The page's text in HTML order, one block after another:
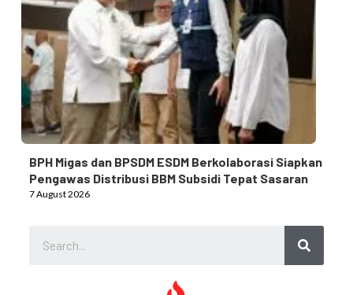
BPH Migas dan BPSDM ESDM Berkolaborasi Siapkan
Pengawas Distribusi BBM Subsidi Tepat Sasaran
7 August 2026